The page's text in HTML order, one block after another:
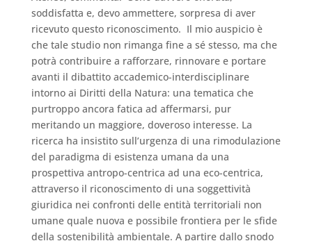
soddisfatta e, devo ammettere, sorpresa di aver
ricevuto questo riconoscimento. Il mio auspicio è
che tale studio non rimanga fine a sé stesso, ma che
potrà contribuire a rafforzare, rinnovare e portare
avanti il dibattito accademico-interdisciplinare
intorno ai Diritti della Natura: una tematica che
purtroppo ancora fatica ad affermarsi, pur
meritando un maggiore, doveroso interesse. La
ricerca ha insistito sull’urgenza di una rimodulazione
del paradigma di esistenza umana da una
prospettiva antropo-centrica ad una eco-centrica,
attraverso il riconoscimento di una soggettività
giuridica nei confronti delle entità territoriali non
umane quale nuova e possibile frontiera per le sfide
della sostenibilità ambientale. A partire dallo snodo